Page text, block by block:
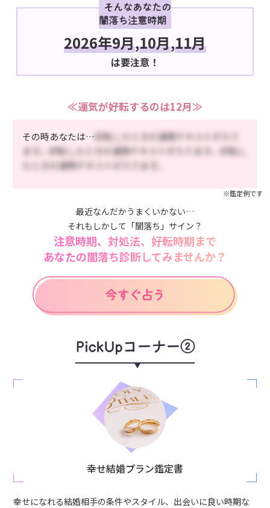
そんなあなたの
闇落ち注意時期
2026年9月,10月,11月
は要注意！
≪運気が好転するのは12月≫
その時あなたは…好転したときの運勢テキストが入り
ます。好転したときの運勢テキストが入ります。好転し
たときの運勢テキストが入ります。
※鑑定例です
最近なんだかうまくいかない…
それもしかして「闇落ち」サイン？
注意時期、対処法、好転時期まで
あなたの闇落ち診断してみませんか？
PickUpコーナー②
幸せ結婚プラン鑑定書
幸せになれる結婚相手の条件やスタイル、出会いに良い時期な